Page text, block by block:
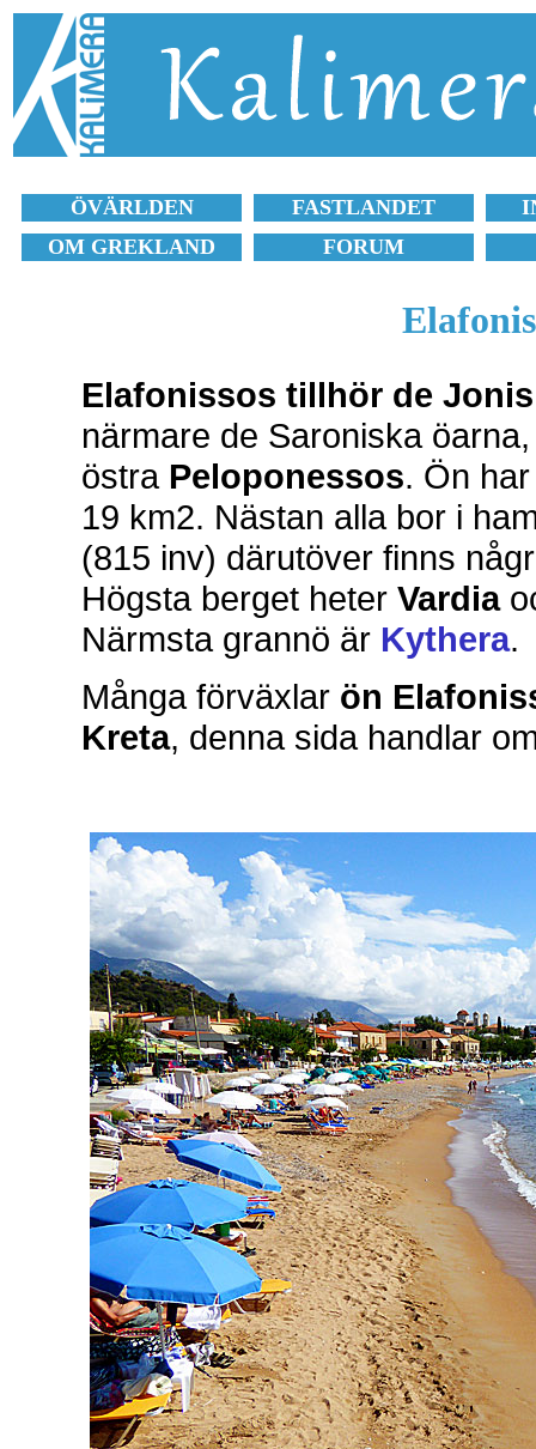
ÖVÄRLDEN FASTLANDET
OM GREKLAND
FORUM
Elafonissos tillhör de
närmare de Saroniska
östra Peloponessos. Ön
19 km2. Nästan alla bor i
(815 inv) därutöver finns
Högsta berget heter Vardia
Närmsta grannö är Kythera.
Många förväxlar ön
Kreta, denna sida handlar